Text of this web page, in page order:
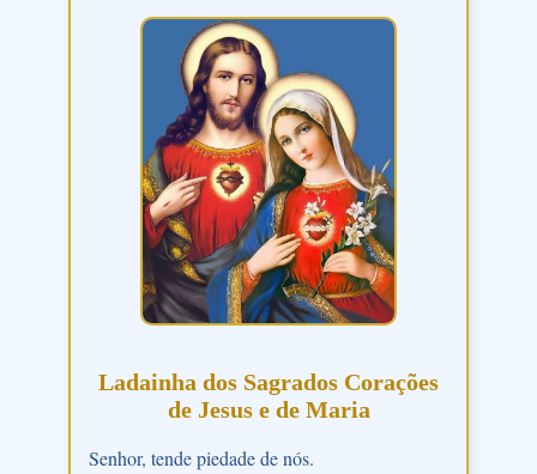
Ladainha dos Sagrados Corações
de Jesus e de Maria
Senhor, tende piedade de nós.